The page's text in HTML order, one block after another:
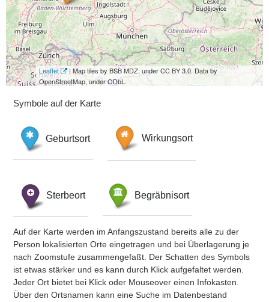
Leaflet
| Map tiles by BSB MDZ, under CC BY 3.0. Data by
OpenStreetMap, under ODbL.
Symbole auf der Karte
Geburtsort Wirkungsort
Sterbeort Begräbnisort
Auf der Karte werden im Anfangszustand bereits alle zu der
Person lokalisierten Orte eingetragen und bei Überlagerung je
nach Zoomstufe zusammengefaßt. Der Schatten des Symbols
ist etwas stärker und es kann durch Klick aufgefaltet werden.
Jeder Ort bietet bei Klick oder Mouseover einen Infokasten.
Über den Ortsnamen kann eine Suche im Datenbestand